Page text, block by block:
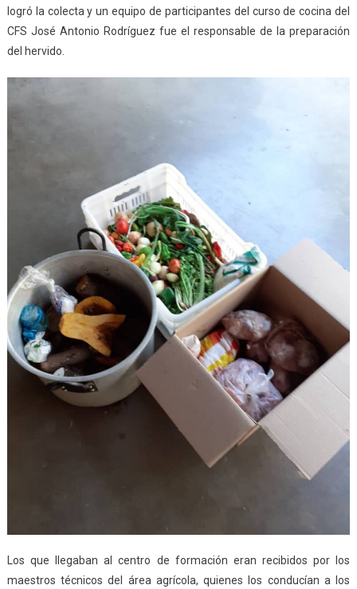
logró la colecta y un equipo de participantes del curso de cocina del
CFS José Antonio Rodríguez fue el responsable de la preparación
del hervido.
Los que llegaban al centro de formación eran recibidos por los
maestros técnicos del área agrícola, quienes los conducían a los